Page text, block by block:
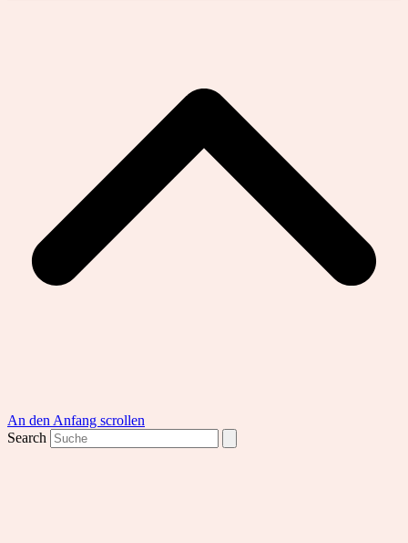
An den Anfang scrollen
Search